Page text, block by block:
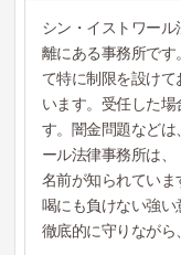
シン・イストワー
離にある事務所で
て特に制限を設け
います。受任した
す。闇金問題など
ール法律事務所は
名前が知られてい
喝にも負けない強
徹底的に守りながら